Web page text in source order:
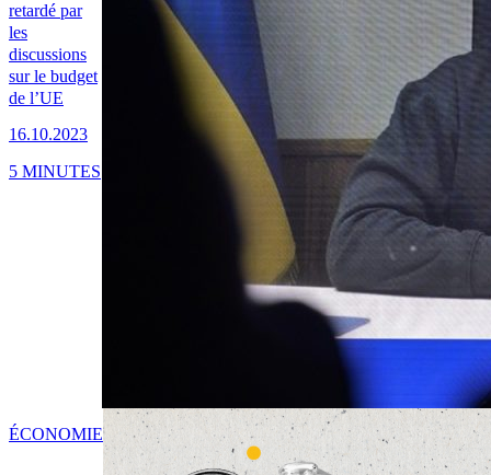
retardé par
les
discussions
sur le budget
de l’UE
16.10.2023
5 MINUTES
ÉCONOMIE